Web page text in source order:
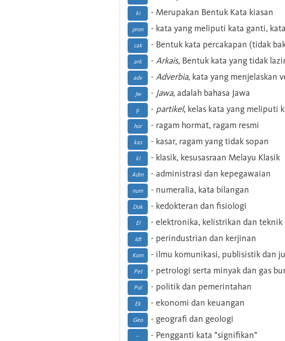
ki - Merupakan Bentuk Kata kiasan
pron - kata yang meliputi kata ganti,
cak - Bentuk kata percakapan (tidak
ark - Arkais, Bentuk kata yang tidak
adv - Adverbia, kata yang menjelaskan
Jw - Jawa, adalah bahasa Jawa
p - partikel, kelas kata yang meliputi
hor - ragam hormat, ragam resmi
kas - kasar, ragam yang tidak sopan
kl - klasik, kesusasraan Melayu Klasik
Adm - administrasi dan kepegawaian
num - numeralia, kata bilangan
Dok - kedokteran dan fisiologi
El - elektronika, kelistrikan dan
Idt - perindustrian dan kerjinan
Kom - ilmu komunikasi, publisistik dan
Pet - petrologi serta minyak dan gas
Pol - politik dan pemerintahan
Ek - ekonomi dan keuangan
Geo - geografi dan geologi
-- - Pengganti kata "signifikan"